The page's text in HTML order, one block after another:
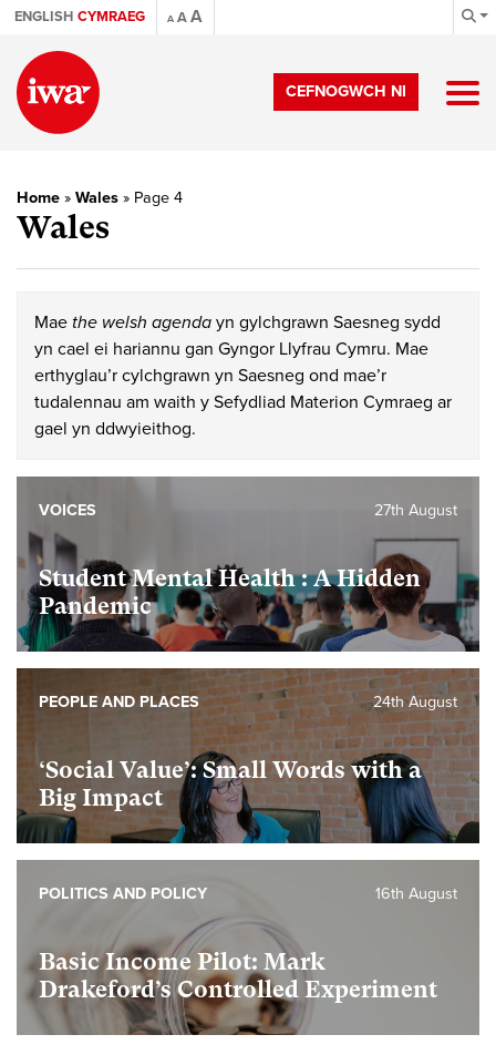
ENGLISH CYMRAEG A AA
CEFNOGWCH NI
Home » Wales » Page 4
Wales
Mae the welsh agenda yn gylchgrawn Saesneg sydd
yn cael ei hariannu gan Gyngor Llyfrau Cymru. Mae
erthyglau’r cylchgrawn yn Saesneg ond mae’r
tudalennau am waith y Sefydliad Materion Cymraeg ar
gael yn ddwyieithog.
Student Mental Health : A Hidden
Pandemic
27th August
VOICES
‘Social Value’: Small Words with a
Big Impact
24th August
PEOPLE AND PLACES
Basic Income Pilot: Mark
Drakeford’s Controlled Experiment
16th August
POLITICS AND POLICY